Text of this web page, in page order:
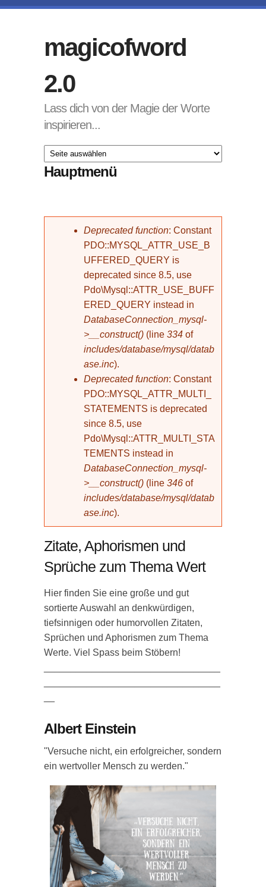
magicofword
2.0
Lass dich von der Magie der Worte
inspirieren...
Hauptmenü
Fehlermeldung
Deprecated function: Constant
PDO::MYSQL_ATTR_USE_B
UFFERED_QUERY is
deprecated since 8.5, use
Pdo\Mysql::ATTR_USE_BUFF
ERED_QUERY instead in
DatabaseConnection_mysql-
>__construct() (line 334 of
includes/database/mysql/datab
ase.inc).
Deprecated function: Constant
PDO::MYSQL_ATTR_MULTI_
STATEMENTS is deprecated
since 8.5, use
Pdo\Mysql::ATTR_MULTI_STA
TEMENTS instead in
DatabaseConnection_mysql-
>__construct() (line 346 of
includes/database/mysql/datab
ase.inc).
Zitate, Aphorismen und
Sprüche zum Thema Wert
Hier finden Sie eine große und gut
sortierte Auswahl an denkwürdigen,
tiefsinnigen oder humorvollen Zitaten,
Sprüchen und Aphorismen zum Thema
Werte. Viel Spass beim Stöbern!
Albert Einstein
"Versuche nicht, ein erfolgreicher, sondern
ein wertvoller Mensch zu werden."